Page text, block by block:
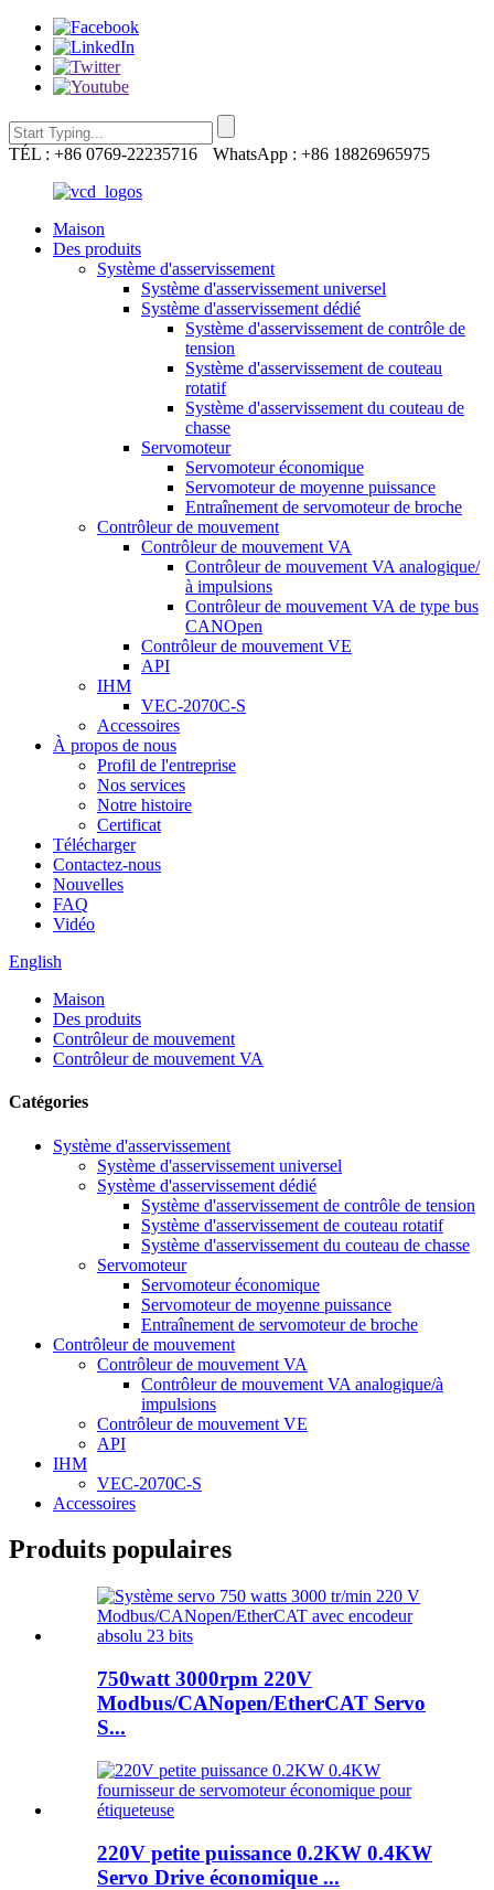
TÉL : +86 0769-22235716 WhatsApp : +86 18826965975
Maison
Des produits
Système d'asservissement
Système d'asservissement universel
Système d'asservissement dédié
Système d'asservissement de contrôle de
tension
Système d'asservissement de couteau
rotatif
Système d'asservissement du couteau de
chasse
Servomoteur
Servomoteur économique
Servomoteur de moyenne puissance
Entraînement de servomoteur de broche
Contrôleur de mouvement
Contrôleur de mouvement VA
Contrôleur de mouvement VA analogique/
à impulsions
Contrôleur de mouvement VA de type bus
CANOpen
Contrôleur de mouvement VE
API
IHM
VEC-2070C-S
Accessoires
À propos de nous
Profil de l'entreprise
Nos services
Notre histoire
Certificat
Télécharger
Contactez-nous
Nouvelles
FAQ
Vidéo
English
Maison
Des produits
Contrôleur de mouvement
Contrôleur de mouvement VA
Catégories
Système d'asservissement
Système d'asservissement universel
Système d'asservissement dédié
Système d'asservissement de contrôle de tension
Système d'asservissement de couteau rotatif
Système d'asservissement du couteau de chasse
Servomoteur
Servomoteur économique
Servomoteur de moyenne puissance
Entraînement de servomoteur de broche
Contrôleur de mouvement
Contrôleur de mouvement VA
Contrôleur de mouvement VA analogique/à
impulsions
Contrôleur de mouvement VE
API
IHM
VEC-2070C-S
Accessoires
Produits populaires
750watt 3000rpm 220V
Modbus/CANopen/EtherCAT Servo
S...
220V petite puissance 0.2KW 0.4KW
Servo Drive économique ...